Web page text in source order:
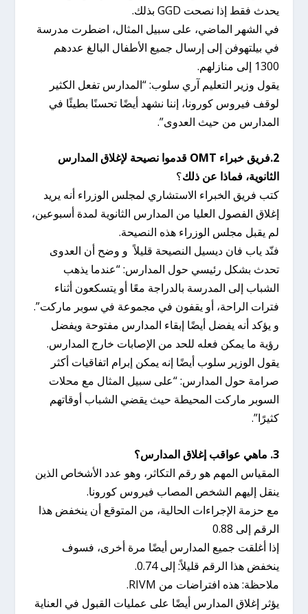
يحدث فقط إذا نصحت GGD بذلك.
في الشهر الماضي، على سبيل المثال، اضطرت مدرسة
في بيلتهوفن إلى إرسال جميع الأطفال البالغ عددهم
1300 إلى منازلهم.
يقول وزير التعليم آري سلوب: “المدارس تفعل الكثير
لوقف فيروس كورونا، إننا نشهد أيضًا تحسنًا بطيئًا في
المدارس من حيث العدوى”.
2.فريق خبراء OMT قدموا نصيحة لإغلاق المدارس
الثانوية، فماذا عن ذلك؟
كتب فريق الخبراء الاستشاري لمجلس الوزراء أنه يريد
إغلاق الفصول العليا من المدارس الثانوية لمدة أسبوعين،
لم يقبل مجلس الوزراء هذه النصيحة.
فنّد ياب فان ديسيل النصيحة قليلاً و وضح أن العدوى
تحدث بشكل رئيسي حول المدارس: “عندما يذهب
الشباب إلى المدرسة بالدراجة معًا أو يتسكعون أثناء
فترات الراحة، أو يقفون في مجموعة في سوبر ماركت”.
و يؤكد أنه يفضل أيضًا إبقاء المدارس مفتوحة ويفضل
رؤية ما يمكن فعله للحد من الإصابات خارج المدارس.
يقول الوزير سلوب أيضًا إنه يمكن إبرام اتفاقيات أكثر
صرامة حول المدارس: “على سبيل المثال مع محلات
السوبر ماركت المحيطة حيث يقضي الشباب أوقاتهم
كثيرًا”.
3. ماهي عواقب إغلاق المدارس؟
المقياس المهم هو رقم التكاثر، وهو عدد الأشخاص الذين
ينقل إليهم الشخص المصاب فيروس كورونا.
مع حزمة الإجراءات الحالية، من المتوقع أن ينخفض هذا ​​
الرقم إلى 0.88
إذا أغلقت جميع المدارس أيضًا مرة أخرى، فسوف
ينخفض ​​هذا الرقم قليلاً: إلى 0.74.
ملاحظة: هذه افتراضات من RIVM.
يؤثر إغلاق المدارس أيضًا على عمليات القبول في العناية